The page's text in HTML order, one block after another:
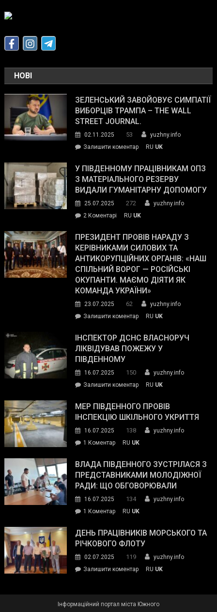
НОВІ
ЗЕЛЕНСЬКИЙ ЗАВОЙОВУЄ СИМПАТІЇ
ВИБОРЦІВ ТРАМПА – THE WALL
STREET JOURNAL.
02.11.2025 53
yuzhny.info
Залишити коментарon
завойовує
симпатії
виборців
The
Street
Journal.
RU UK
У ПІВДЕННОМУ ПРАЦІВНИКАМ ОПЗ
З МАТЕРІАЛЬНОГО РЕЗЕРВУ
ВИДАЛИ ГУМАНІТАРНУ ДОПОМОГУ
25.07.2025 272
yuzhny.info
2 Коментарі
Південному
працівникам
ОПЗ
з
матеріального
резерву
гуманітарну
допомогу
RU UK
ПРЕЗИДЕНТ ПРОВІВ НАРАДУ З
КЕРІВНИКАМИ СИЛОВИХ ТА
АНТИКОРУПЦІЙНИХ ОРГАНІВ: «НАШ
СПІЛЬНИЙ ВОРОГ — РОСІЙСЬКІ
ОКУПАНТИ. МАЄМО ДІЯТИ ЯК
КОМАНДА УКРАЇНИ»
23.07.2025 62
yuzhny.info
Залишити коментарon
провів
нараду
силових
та
органів:
«Наш
спільний
окупанти.
Маємо
діяти
команда
RU UK
ІНСПЕКТОР ДСНС ВЛАСНОРУЧ
ЛІКВІДУВАВ ПОЖЕЖУ У
ПІВДЕННОМУ
16.07.2025 150
yuzhny.info
Залишити коментарon
ДСНС
власноруч
пожежу
у
RU UK
МЕР ПІВДЕННОГО ПРОВІВ
ІНСПЕКЦІЮ ШКІЛЬНОГО УКРИТТЯ
16.07.2025 138
yuzhny.info
1 Коментардо
Південного
провів
інспекцію
укриття
RU UK
ВЛАДА ПІВДЕННОГО ЗУСТРІЛАСЯ З
ПРЕДСТАВНИКАМИ МОЛОДІЖНОЇ
РАДИ: ЩО ОБГОВОРЮВАЛИ
16.07.2025 134
yuzhny.info
1 Коментардо
Південного
зустрілася
представниками
молодіжної
обговорювали
RU UK
ДЕНЬ ПРАЦІВНИКІВ МОРСЬКОГО ТА
РІЧКОВОГО ФЛОТУ
02.07.2025 119
yuzhny.info
Залишити коментарon
RU UK
Інформаційний портал міста Южного